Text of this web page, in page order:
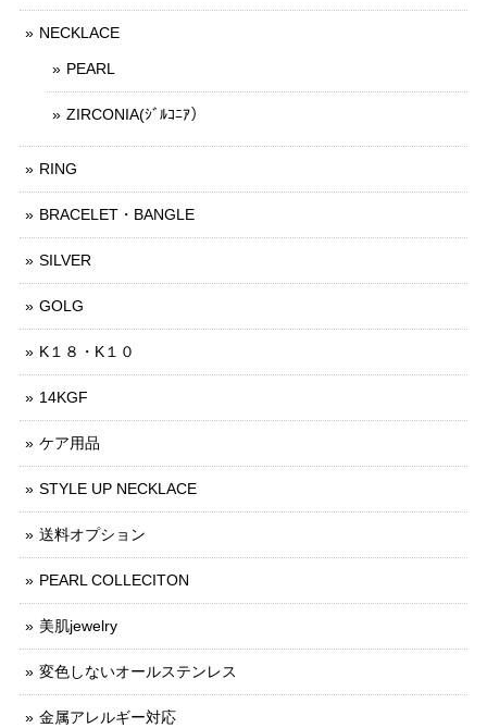
NECKLACE
PEARL
ZIRCONIA(ｼﾞﾙｺﾆｱ）
RING
BRACELET・BANGLE
SILVER
GOLG
K１８・K１０
14KGF
ケア用品
STYLE UP NECKLACE
送料オプション
PEARL COLLECITON
美肌jewelry
変色しないオールステンレス
金属アレルギー対応